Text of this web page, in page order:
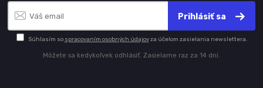
Prihlásiť sa
Súhlasím so spracovaním osobných údajovza účelom zasielania newslettera.
Môžete sa kedykoľvek odhlásiť. Zasielame raz za 14 dní.